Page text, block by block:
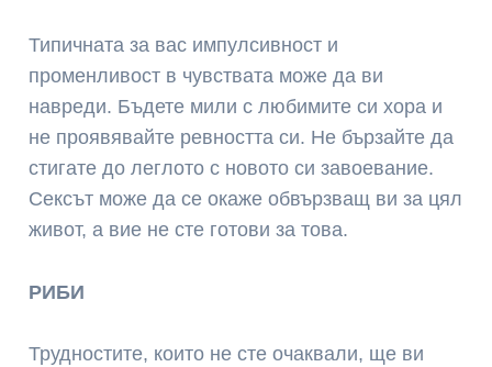
Типичната за вас импулсивност и
променливост в чувствата може да ви
навреди. Бъдете мили с любимите си хора и
не проявявайте ревността си. Не бързайте да
стигате до леглото с новото си завоевание.
Сексът може да се окаже обвързващ ви за цял
живот, а вие не сте готови за това.
РИБИ
Трудностите, които не сте очаквали, ще ви